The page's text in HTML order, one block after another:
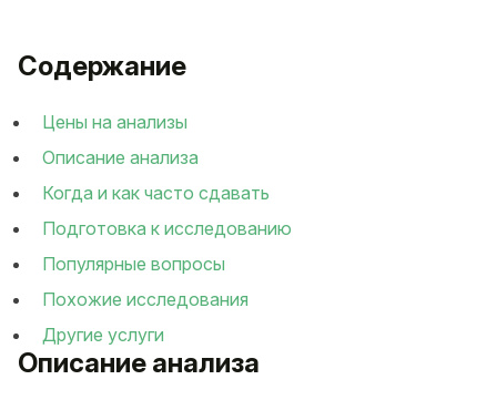
Описание анализа
Содержание
Цены на анализы
Описание анализа
Когда и как часто сдавать
Подготовка к исследованию
Популярные вопросы
Похожие исследования
Другие услуги